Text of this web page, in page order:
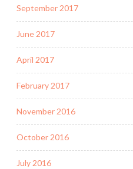
September 2017
June 2017
April 2017
February 2017
November 2016
October 2016
July 2016